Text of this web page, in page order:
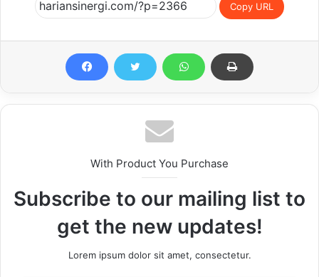
Copy URL
With Product You Purchase
Subscribe to our mailing list to
get the new updates!
Lorem ipsum dolor sit amet, consectetur.